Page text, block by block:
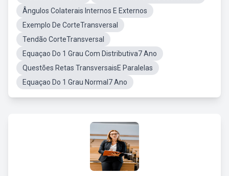
Ângulos Colaterais Internos E Externos
Exemplo De CorteTransversal
Tendão CorteTransversal
Equaçao Do 1 Grau Com Distributiva7 Ano
Questões Retas TransversaisE Paralelas
Equaçao Do 1 Grau Normal7 Ano